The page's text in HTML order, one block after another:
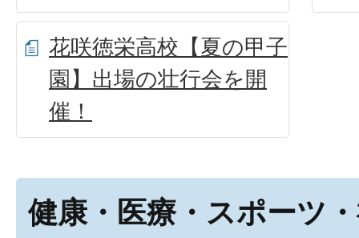
花咲徳栄高校【夏の甲子
園】出場の壮行会を開
催！
健康・医療・スポーツ